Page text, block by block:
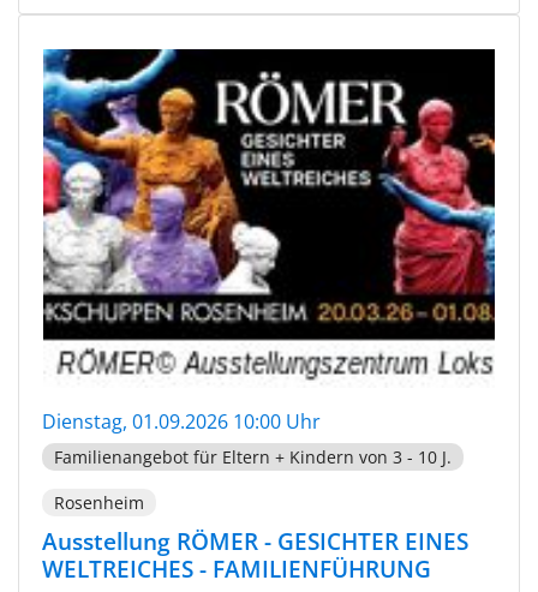
Dienstag, 01.09.2026 10:00 Uhr
Familienangebot für Eltern + Kindern von 3 - 10 J.
Rosenheim
Ausstellung RÖMER - GESICHTER EINES
WELTREICHES - FAMILIENFÜHRUNG